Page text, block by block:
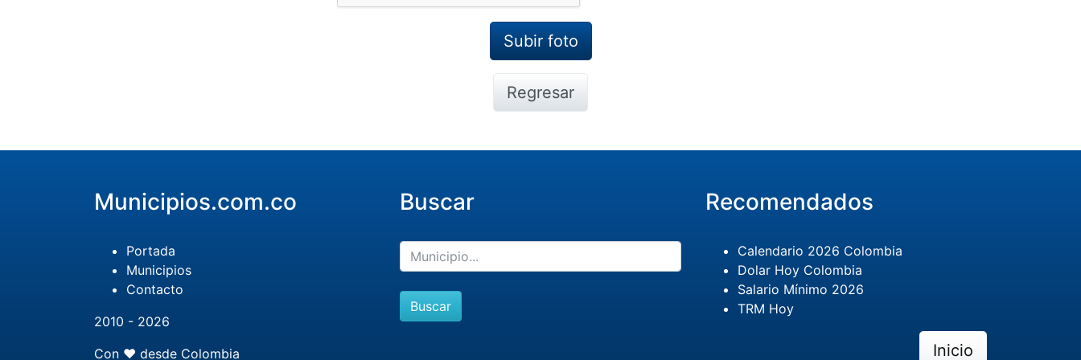
Regresar
Municipios.com.co
Portada
Municipios
Contacto
2010 - 2026
Con ❤️ desde Colombia
Buscar
Buscar
Recomendados
Calendario 2026 Colombia
Dolar Hoy Colombia
Salario Mínimo 2026
TRM Hoy
Inicio